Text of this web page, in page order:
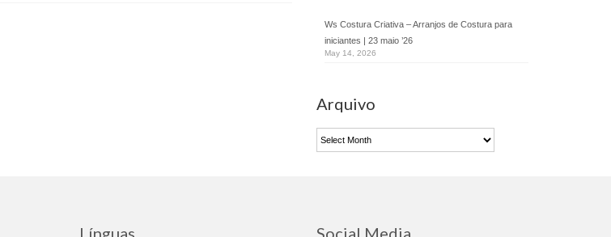
Ws Costura Criativa – Arranjos de Costura para
iniciantes | 23 maio ’26
May 14, 2026
Arquivo